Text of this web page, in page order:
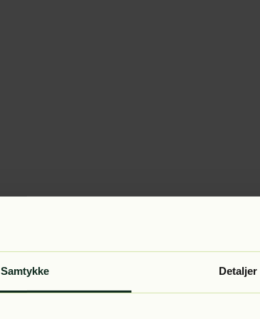
Samtykke Detaljer